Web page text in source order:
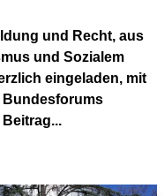
und Recht, aus
und Sozialem
eingeladen, mit
Bundesforums